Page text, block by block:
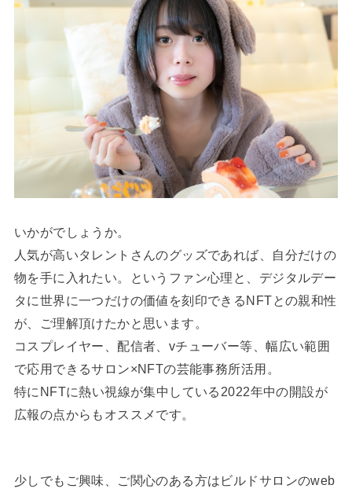
いかがでしょうか。
人気が高いタレントさんのグッズであれば、自分だけの
物を手に入れたい。というファン心理と、デジタルデー
タに世界に一つだけの価値を刻印できるNFTとの親和性
が、ご理解頂けたかと思います。
コスプレイヤー、配信者、vチューバー等、幅広い範囲
で応用できるサロン×NFTの芸能事務所活用。
特にNFTに熱い視線が集中している2022年中の開設が
広報の点からもオススメです。
少しでもご興味、ご関心のある方はビルドサロンのweb